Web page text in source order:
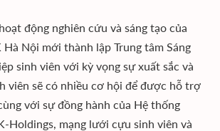
động nghiên cứu và sáng tạo của
Nội mới thành lập Trung tâm Sáng
sinh viên với kỳ vọng sự xuất sắc và
viên sẽ có nhiều cơ hội để được hỗ trợ
với sự đồng hành của Hệ thống
Holdings, mạng lưới cựu sinh viên và